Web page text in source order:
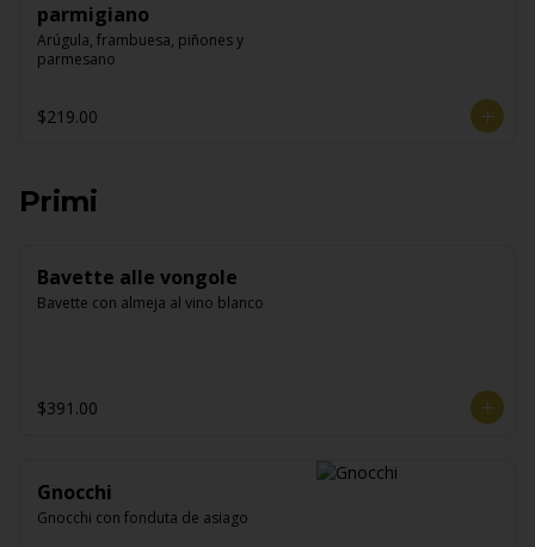
parmigiano
Arúgula, frambuesa, piñones y
parmesano
$219.00
Primi
Bavette alle vongole
Bavette con almeja al vino blanco
$391.00
Gnocchi
Gnocchi con fonduta de asiago